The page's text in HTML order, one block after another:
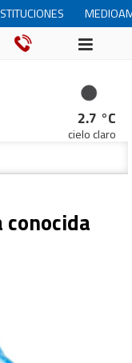
2.7 °C
cielo claro
conocida